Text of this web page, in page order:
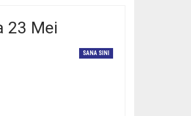
23 Mei
SANA SINI